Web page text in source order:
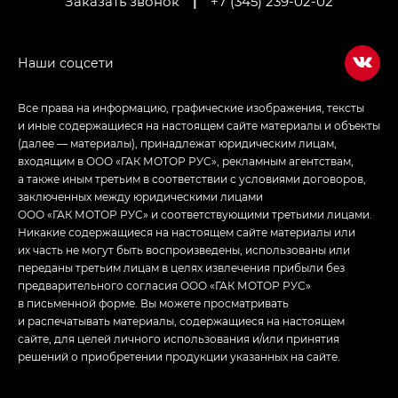
Empow — Эмпау (Empow) в комплектации
Все права на информацию, графические изображения, тексты
и иные содержащиеся на настоящем сайте материалы и объекты
(далее — материалы), принадлежат юридическим лицам,
входящим в ООО «ГАК МОТОР РУС», рекламным агентствам,
а также иным третьим в соответствии с условиями договоров,
заключенных между юридическими лицами
ООО «ГАК МОТОР РУС» и соответствующими третьими лицами.
Никакие содержащиеся на настоящем сайте материалы или
их часть не могут быть воспроизведены, использованы или
переданы третьим лицам в целях извлечения прибыли без
предварительного согласия ООО «ГАК МОТОР РУС»
в письменной форме. Вы можете просматривать
и распечатывать материалы, содержащиеся на настоящем
сайте, для целей личного использования и/или принятия
решений о приобретении продукции указанных на сайте.